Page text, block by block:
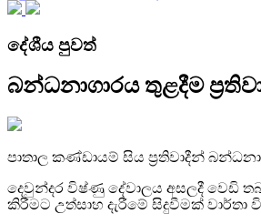
දේශීය පුවත්
බන්ධනාගාරය තුළදීම
පාතාල කණ්ඩායම් සිය ප්‍රතිවාදීන්
දෙවුන්දර විෂ්ණු දේවාලය අසලදී
කිරීමට උත්සාහ දැරීමේ සිදුවීමක් වාර්තා